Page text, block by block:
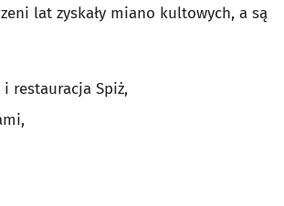
lat zyskały miano kultowych, a są
restauracja Spiż,